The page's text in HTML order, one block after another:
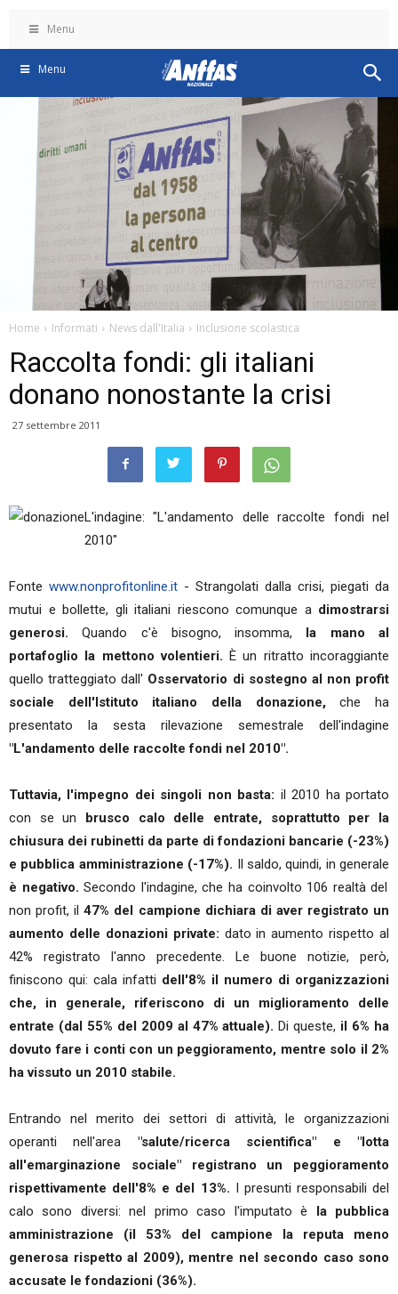
Menu
Menu
Home Informati News dall'Italia Inclusione scolastica
Raccolta fondi: gli italiani
donano nonostante la crisi
27 settembre 2011
L'indagine: "L'andamento delle raccolte fondi nel
2010"
Fonte www.nonprofitonline.it - Strangolati dalla crisi, piegati da
mutui e bollette, gli italiani riescono comunque a dimostrarsi
generosi. Quando c'è bisogno, insomma, la mano al
portafoglio la mettono volentieri.È un ritratto incoraggiante
quello tratteggiato dall' Osservatorio di sostegno al non profit
sociale dell'Istituto italiano della donazione,che ha
presentato la sesta rilevazione semestrale dell'indagine
"L'andamento delle raccolte fondi nel 2010".
Tuttavia, l'impegno dei singoli non basta: il 2010 ha portato
con se un brusco calo delle entrate, soprattutto per la
chiusura dei rubinetti da parte di fondazioni bancarie (-23%)
e pubblica amministrazione (-17%). Il saldo, quindi, in generale
è negativo. Secondo l'indagine, che ha coinvolto 106 realtà del
non profit, il47% del campione dichiara di aver registrato un
aumento delle donazioni private: dato in aumento rispetto al
42% registrato l'anno precedente. Le buone notizie, però,
finiscono qui: cala infatti dell'8% il numero di organizzazioni
che, in generale, riferiscono di un miglioramento delle
entrate (dal 55% del 2009 al 47% attuale).Di queste, il 6% ha
dovuto fare i conti con un peggioramento, mentre solo il 2%
ha vissuto un 2010 stabile.
Entrando nel merito dei settori di attività, le organizzazioni
operanti nell'area "salute/ricerca scientifica" e "lotta
all'emarginazione sociale" registrano un peggioramento
rispettivamente dell'8% e del 13%. I presunti responsabili del
calo sono diversi: nel primo caso l'imputato è la pubblica
amministrazione (il 53% del campione la reputa meno
generosa rispetto al 2009), mentre nel secondo caso sono
accusate le fondazioni (36%).